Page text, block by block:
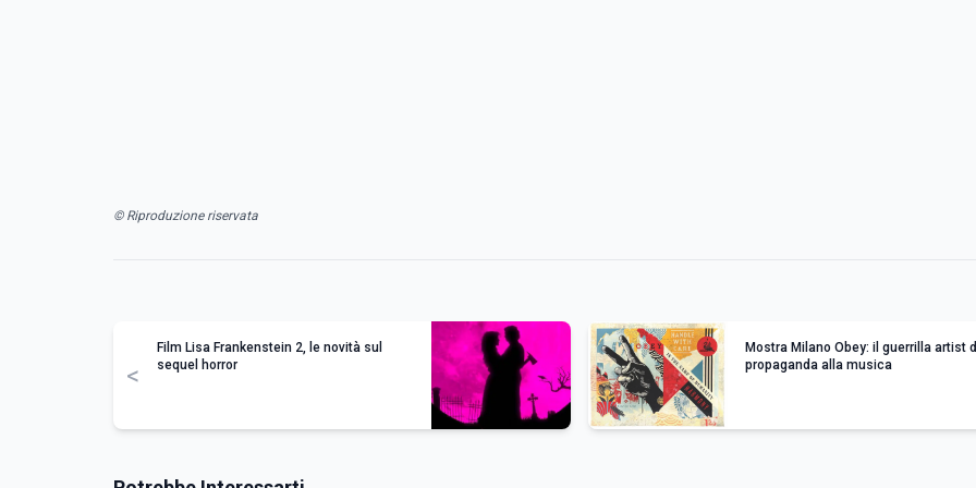
© Riproduzione riservata
<
Film Lisa Frankenstein 2, le novità sul
sequel horror
Mostra Milano Obey: il guerrilla artist
propaganda alla musica